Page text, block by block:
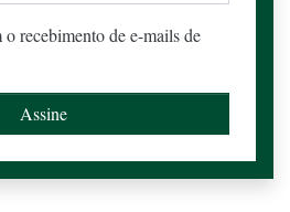
recebimento de e-mails de